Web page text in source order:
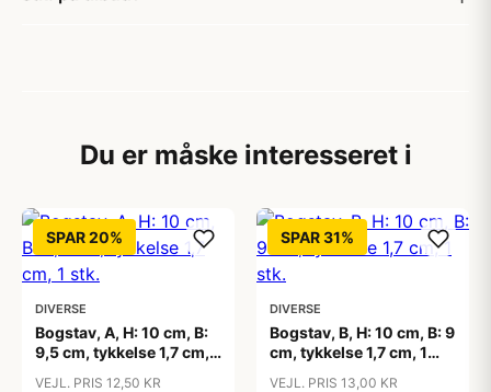
Du er måske interesseret i
SPAR 20%
DIVERSE
Bogstav, A, H: 10 cm, B:
9,5 cm, tykkelse 1,7 cm, 1
VEJL. PRIS 12,50 KR
SPAR 31%
DIVERSE
Bogstav, B, H: 10 cm, B: 9
cm, tykkelse 1,7 cm, 1
VEJL. PRIS 13,00 KR